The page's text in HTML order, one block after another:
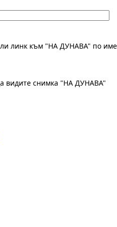
линк към "НА ДУНАВА" по
видите снимка "НА ДУНАВА"